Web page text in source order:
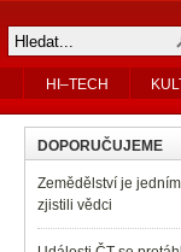
HI–TECH
DOPORUČUJEME
Zemědělství je
zjistili vědci